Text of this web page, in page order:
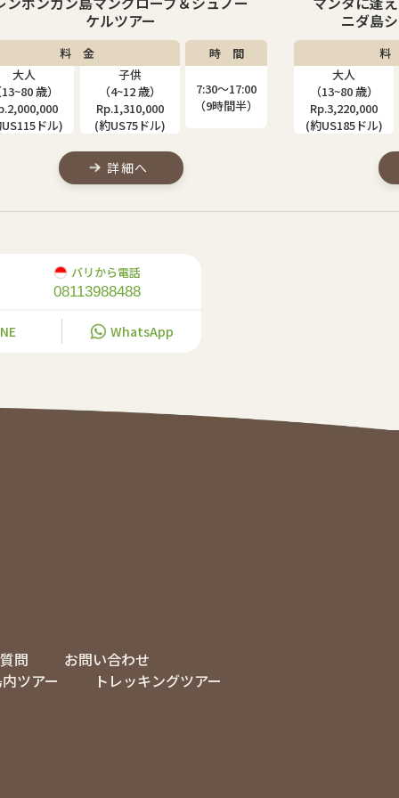
ニダ島シュノーケリングツアー
料 金
大人
歳）
ドル)
子供
（9~12 歳）
Rp.2,520,000
(約US145ドル)
時 間
7:30〜17:00
（9時間半）
詳細へ
料
大人
（13~80 歳）
Rp.2,610,000
(約US150ドル)
バリから電話
08113988488
WhatsApp
問
お問い合わせ
ツアー
トレッキングツアー